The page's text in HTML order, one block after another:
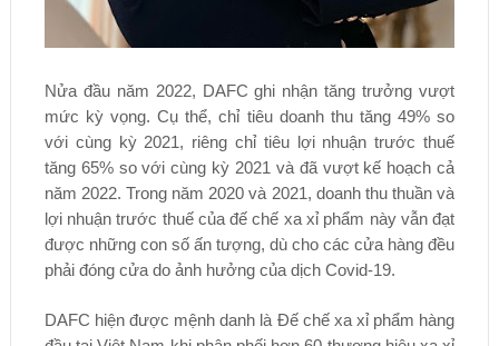
Nửa đầu năm 2022, DAFC ghi nhận tăng trưởng vượt
mức kỳ vọng. Cụ thể, chỉ tiêu doanh thu tăng 49% so
với cùng kỳ 2021, riêng chỉ tiêu lợi nhuận trước thuế
tăng 65% so với cùng kỳ 2021 và đã vượt kế hoạch cả
năm 2022. Trong năm 2020 và 2021, doanh thu thuần và
lợi nhuận trước thuế của đế chế xa xỉ phẩm này vẫn đạt
được những con số ấn tượng, dù cho các cửa hàng đều
phải đóng cửa do ảnh hưởng của dịch Covid-19.
DAFC hiện được mệnh danh là Đế chế xa xỉ phẩm hàng